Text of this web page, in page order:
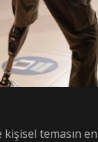
temasın